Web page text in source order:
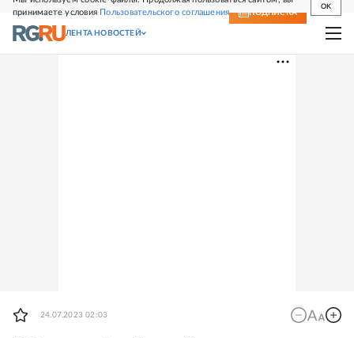
принимаете условия Пользовательского соглашения
OK
СВЕЖИЙ НОМЕР ПОДПИСКА
ЛЕНТА НОВОСТЕЙ
24.07.2023 02:03